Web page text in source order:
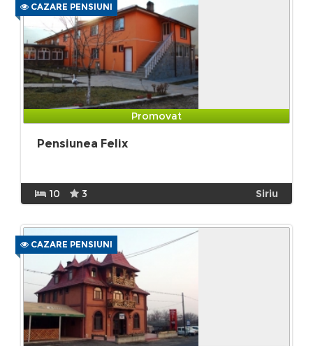
CAZARE PENSIUNI
Promovat
Pensiunea Felix
10 3 Siriu
CAZARE PENSIUNI